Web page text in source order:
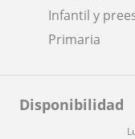
Infantil y
Primaria
Disponibilidad